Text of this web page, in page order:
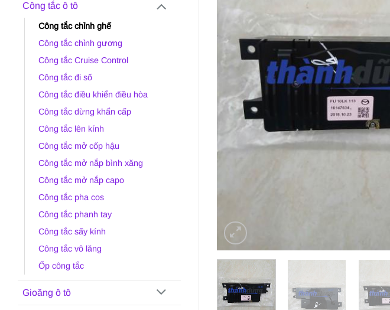
Công tắc ô tô
Công tắc chỉnh ghế
Công tắc chỉnh gương
Công tắc Cruise Control
Công tắc đi số
Công tắc điều khiển điều hòa
Công tắc dừng khẩn cấp
Công tắc lên kính
Công tắc mở cốp hậu
Công tắc mở nắp bình xăng
Công tắc mở nắp capo
Công tắc pha cos
Công tắc phanh tay
Công tắc sấy kính
Công tắc vô lăng
Ốp công tắc
Gioăng ô tô